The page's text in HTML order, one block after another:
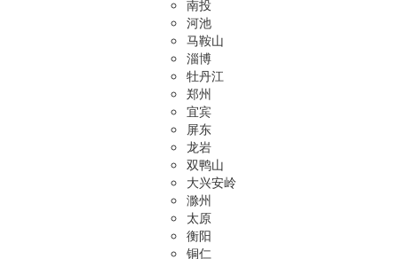
南投
河池
马鞍山
淄博
牡丹江
郑州
宜宾
屏东
龙岩
双鸭山
大兴安岭
滁州
太原
衡阳
铜仁